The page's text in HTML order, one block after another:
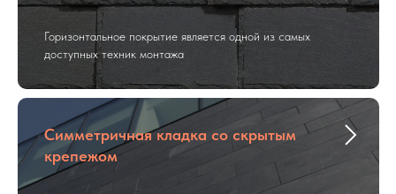
Горизонтальное покрытие является одной из самых
доступных техник монтажа
Симметричная кладка со скрытым
крепежом